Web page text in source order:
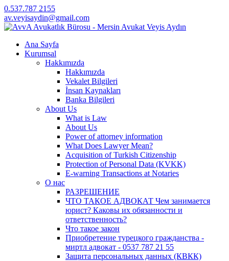
0.537.787 2155
av.veyisaydin@gmail.com
Ana Sayfa
Kurumsal
Hakkımızda
Hakkımızda
Vekalet Bilgileri
İnsan Kaynakları
Banka Bilgileri
About Us
What is Law
About Us
Power of attorney information
What Does Lawyer Mean?
Acquisition of Turkish Citizenship
Protection of Personal Data (KVKK)
E-warning Transactions at Notaries
О нас
РАЗРЕШЕНИЕ
ЧТО ТАКОЕ АДВОКАТ Чем занимается
юрист? Каковы их обязанности и
ответственность?
Что такое закон
Приобретение турецкого гражданства -
миртл адвокат - 0537 787 21 55
Защита персональных данных (КВКК)